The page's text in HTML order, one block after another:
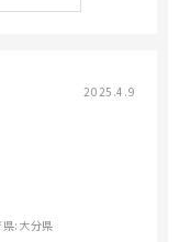
2025.4.9
: 大分県